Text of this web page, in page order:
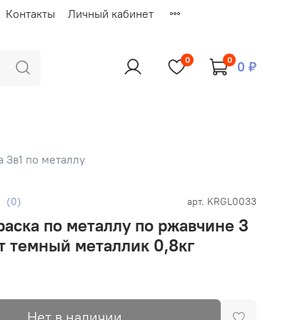
Контакты Личный кабинет
0 0 0 ₽
3в1 по металлу
(0) арт. KRGL0033
по металлу по ржавчине 3
темный металлик 0,8кг